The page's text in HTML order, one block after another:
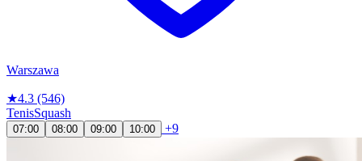
Warszawa
★4.3 (546)
TenisSquash
07:00 08:00 09:00 10:00 +9